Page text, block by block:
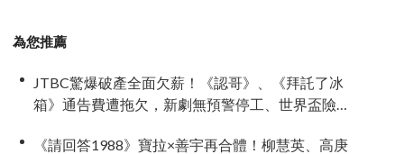
為您推薦
JTBC驚爆破產全面欠薪！《認哥》、《拜託了冰
箱》通告費遭拖欠，新劇無預警停工、世界盃險
《請回答1988》寶拉×善宇再合體！柳慧英、高庚